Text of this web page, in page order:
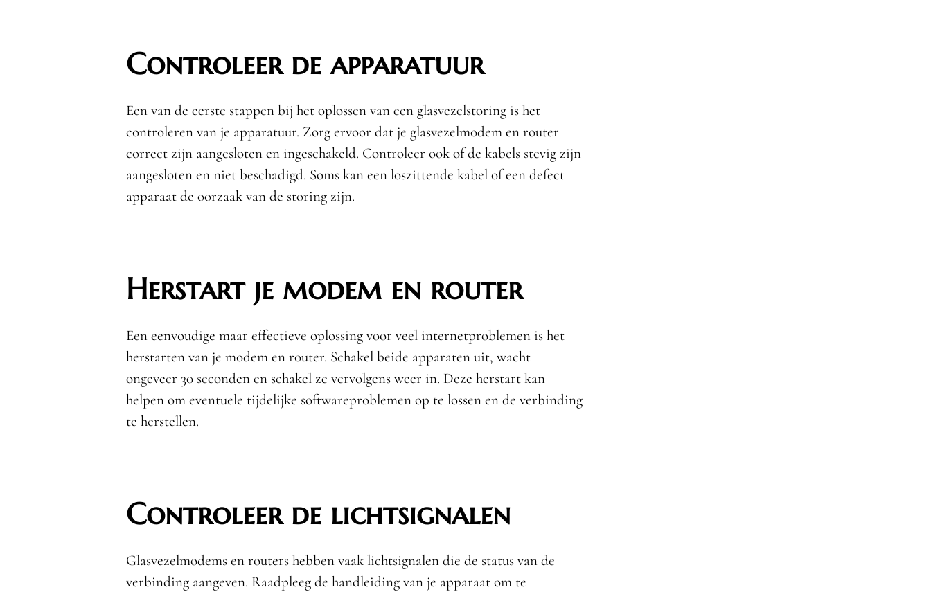
Controleer de apparatuur
Een van de eerste stappen bij het oplossen van een glasvezelstoring is het
controleren van je apparatuur. Zorg ervoor dat je glasvezelmodem en router
correct zijn aangesloten en ingeschakeld. Controleer ook of de kabels stevig zijn
aangesloten en niet beschadigd. Soms kan een loszittende kabel of een defect
apparaat de oorzaak van de storing zijn.
Herstart je modem en router
Een eenvoudige maar effectieve oplossing voor veel internetproblemen is het
herstarten van je modem en router. Schakel beide apparaten uit, wacht
ongeveer 30 seconden en schakel ze vervolgens weer in. Deze herstart kan
helpen om eventuele tijdelijke softwareproblemen op te lossen en de verbinding
te herstellen.
Controleer de lichtsignalen
Glasvezelmodems en routers hebben vaak lichtsignalen die de status van de
verbinding aangeven. Raadpleeg de handleiding van je apparaat om te